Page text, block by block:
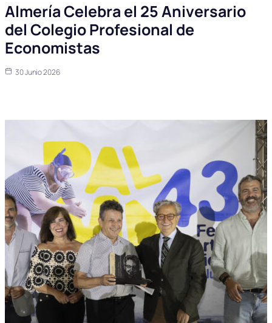
Almería Celebra el 25 Aniversario
del Colegio Profesional de
Economistas
30 Junio 2026